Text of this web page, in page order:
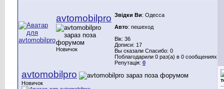
avtomobilpro
Новичок
Звідки Ви: Одесса
Авто: пешеход
Вік: 36
Дописи: 17
Вы сказали Спасибо: 0
Поблагодарили 0 раз(а) в 0 сообщениях
Репутація: 0
avtomobilpro
Новичок